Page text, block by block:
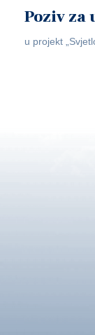
Poziv za
u projekt